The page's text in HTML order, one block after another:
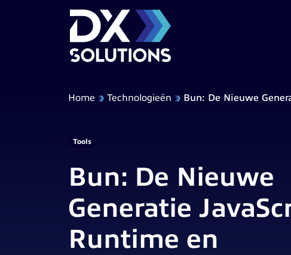
Home Technologieën Bun: De Nieuwe
Tools
Bun: De Nieuwe
Generatie
Runtime en